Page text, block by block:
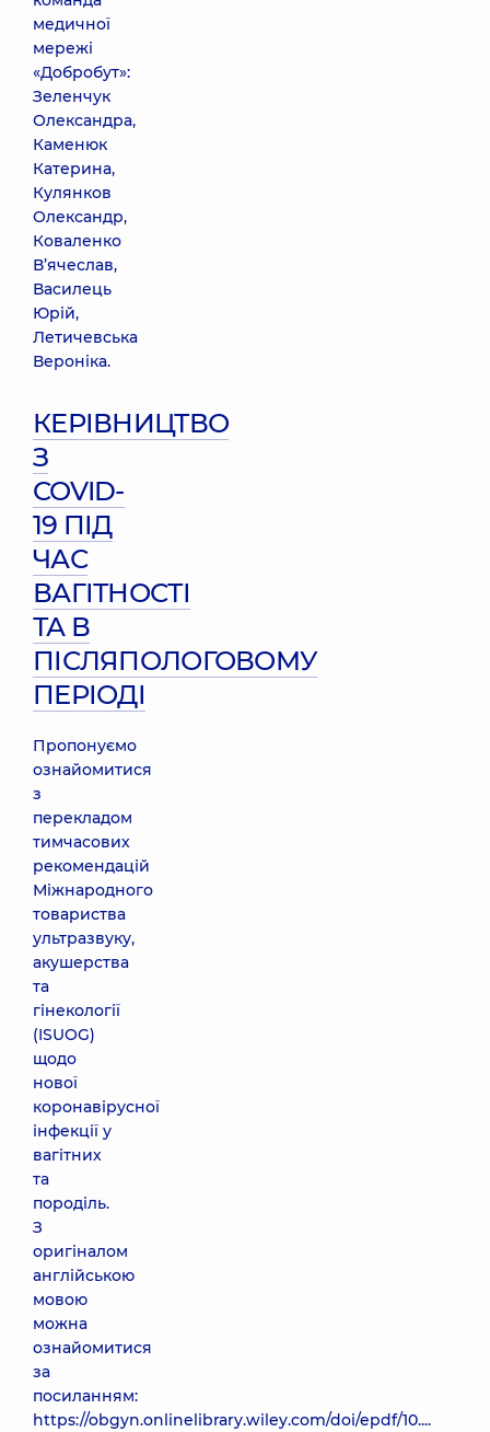
медичної
мережі
«Добробут»:
Зеленчук
Олександра,
Каменюк
Катерина,
Кулянков
Олександр,
Коваленко
В’ячеслав,
Василець
Юрій,
Летичевська
Вероніка.
КЕРІВНИЦТВО
З
COVID-
19 ПІД
ЧАС
ВАГІТНОСТІ
ТА В
ПІСЛЯПОЛОГОВОМУ
ПЕРІОДІ
Пропонуємо
ознайомитися
з
перекладом
тимчасових
рекомендацій
Міжнародного
товариства
ультразвуку,
акушерства
та
гінекології
(ISUOG)
щодо
нової
коронавірусної
інфекції у
вагітних
та
породіль.
З
оригіналом
англійською
мовою
можна
ознайомитися
за
посиланням:
https://obgyn.onlinelibrary.wiley.com/doi/epdf/10....